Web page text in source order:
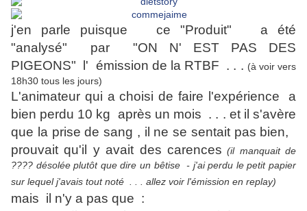
j'en parle puisque ce "Produit" a été
"analysé" par "ON N' EST PAS DES
PIGEONS" l' émission de la RTBF . . . (à voir vers
18h30 tous les jours)
L'animateur qui a choisi de faire l'expérience a
bien perdu 10 kg après un mois . . . et il s'avère
que la prise de sang , il ne se sentait pas bien,
prouvait qu'il y avait des carences (il manquait de
???? désolée plutôt que dire un bêtise - j'ai perdu le petit papier
sur lequel j'avais tout noté . . . allez voir l'émission en replay)
mais il n'y a pas que :